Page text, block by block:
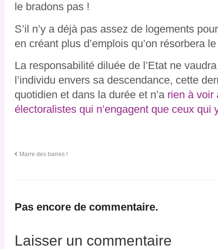
le bradons pas !
S’il n’y a déjà pas assez de logements
en créant plus d’emplois qu’on résorbera
La responsabilité diluée de l’Etat ne
l’individu envers sa descendance, cette
quotidien et dans la durée et n’a rien à voir
électoralistes qui n’engagent que ceux qui
Marre des barres !
Pas encore de commentaire.
Laisser un commentaire